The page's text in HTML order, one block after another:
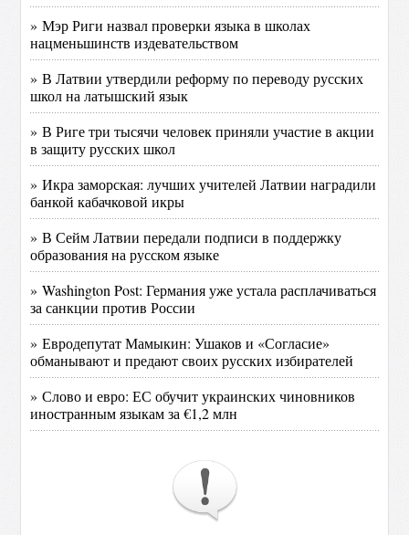
» Мэр Риги назвал проверки языка в школах
нацменьшинств издевательством
» В Латвии утвердили реформу по переводу русских
школ на латышский язык
» В Риге три тысячи человек приняли участие в акции
в защиту русских школ
» Икра заморская: лучших учителей Латвии наградили
банкой кабачковой икры
» В Сейм Латвии передали подписи в поддержку
образования на русском языке
» Washington Post: Германия уже устала расплачиваться
за санкции против России
» Евродепутат Мамыкин: Ушаков и «Согласие»
обманывают и предают своих русских избирателей
» Слово и евро: ЕС обучит украинских чиновников
иностранным языкам за €1,2 млн